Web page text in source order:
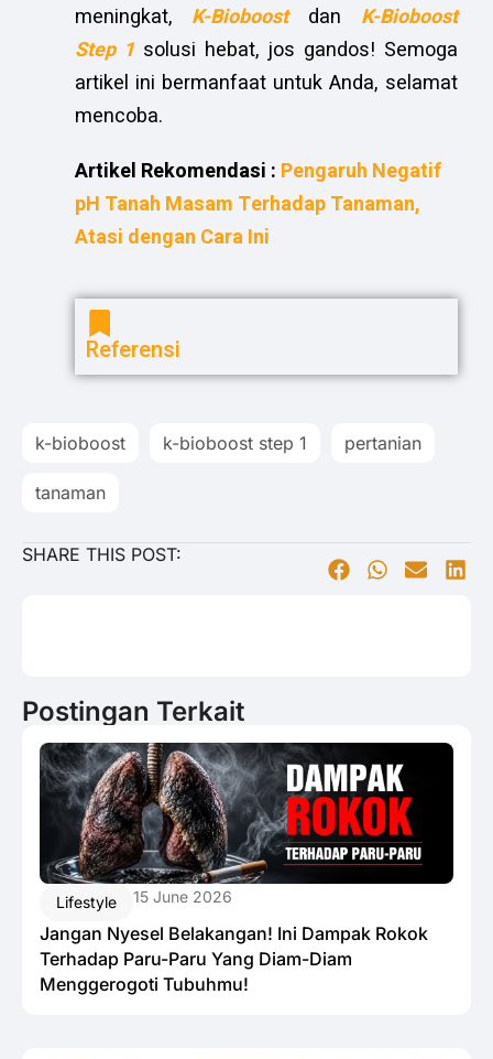
meningkat, K-Bioboost dan K-Bioboost
Step 1 solusi hebat, jos gandos! Semoga
artikel ini bermanfaat untuk Anda, selamat
mencoba.
Artikel Rekomendasi : Pengaruh Negatif
pH Tanah Masam Terhadap Tanaman,
Atasi dengan Cara Ini
Referensi
k-bioboost k-bioboost step 1 pertanian
tanaman
SHARE THIS POST:
Postingan Terkait
Lifestyle 15 June 2026
Jangan Nyesel Belakangan! Ini Dampak Rokok
Terhadap Paru-Paru Yang Diam-Diam
Menggerogoti Tubuhmu!